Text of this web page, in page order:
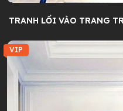
TRANH LỐI VÀO TRANG
VIP